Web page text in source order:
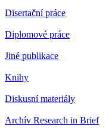
Disertační práce
Diplomové práce
Jiné publikace
Knihy
Diskusní materiály
Archív Research in Brief